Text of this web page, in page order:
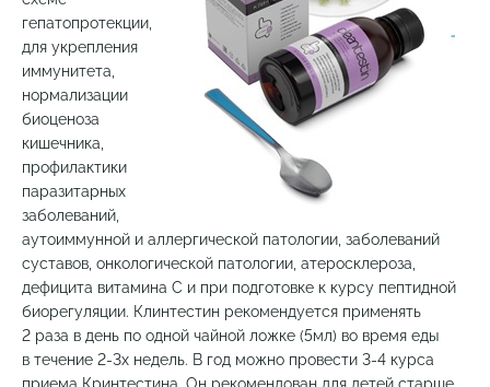
гепатопротекции,
для укрепления
иммунитета,
нормализации
биоценоза
кишечника,
профилактики
паразитарных
заболеваний,
аутоиммунной и аллергической патологии, заболеваний
суставов, онкологической патологии, атеросклероза,
дефицита витамина C и при подготовке к курсу пептидной
биорегуляции. Клинтестин рекомендуется применять
2 раза в день по одной чайной ложке (5мл) во время еды
в течение 2-3х недель. В год можно провести 3-4 курса